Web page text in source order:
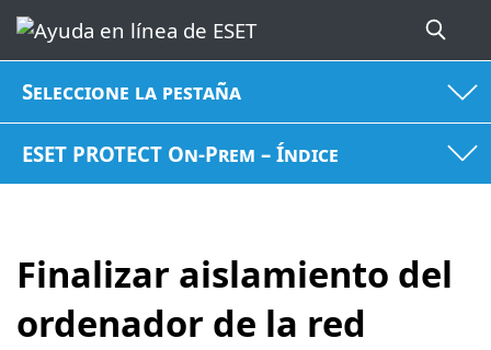
Seleccione la pestaña
ESET PROTECT On-Prem – Índice
Finalizar aislamiento del
ordenador de la red